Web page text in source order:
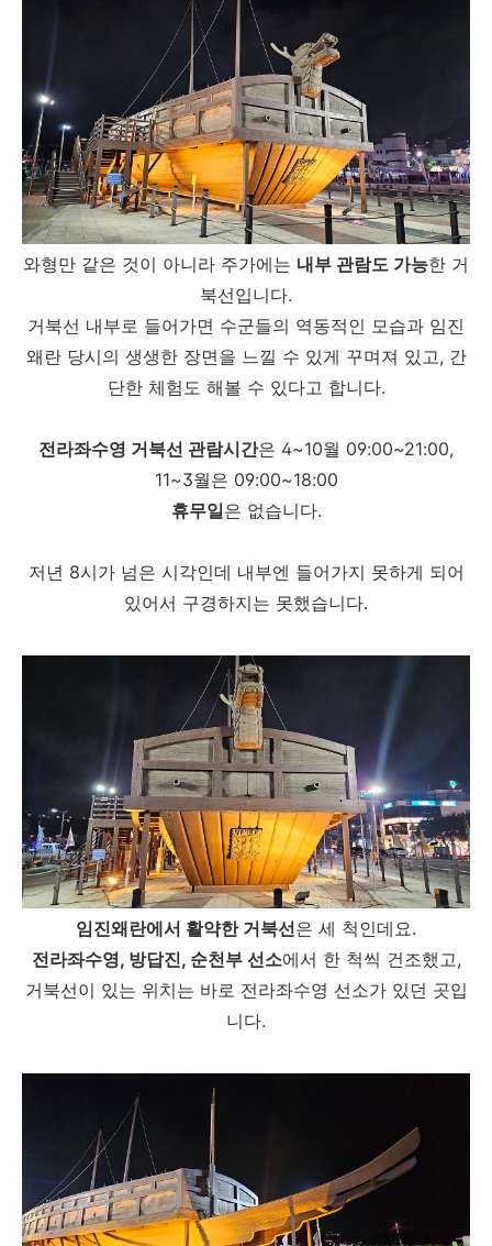
와형만 같은 것이 아니라 주가에는 내부 관람도 가능한 거
북선입니다.
거북선 내부로 들어가면 수군들의 역동적인 모습과 임진
왜란 당시의 생생한 장면을 느낄 수 있게 꾸며져 있고, 간
단한 체험도 해볼 수 있다고 합니다.
전라좌수영 거북선 관람시간은 4~10월 09:00~21:00,
11~3월은 09:00~18:00
휴무일은 없습니다.
저년 8시가 넘은 시각인데 내부엔 들어가지 못하게 되어
있어서 구경하지는 못했습니다.
임진왜란에서 활약한 거북선은 세 척인데요.
전라좌수영, 방답진, 순천부 선소에서 한 척씩 건조했고,
거북선이 있는 위치는 바로 전라좌수영 선소가 있던 곳입
니다.